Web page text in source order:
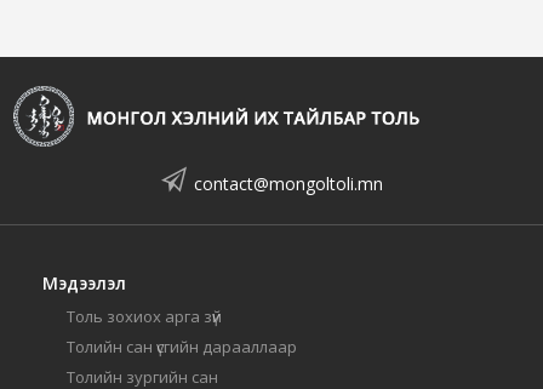
contact@mongoltoli.mn
Мэдээлэл
Толь зохиох арга зүй
Толийн сан үсгийн дарааллаар
Толийн зургийн сан